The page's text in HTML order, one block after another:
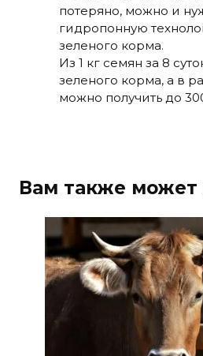
потеряно, можно и
гидропонную
зеленого корма.
Из 1 кг семян за 8
зеленого корма, а в
можно получить до
Вам также может